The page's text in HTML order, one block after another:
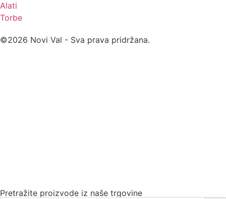
Alati
Torbe
©2026 Novi Val - Sva prava pridržana.
Pretražite proizvode iz naše trgovine